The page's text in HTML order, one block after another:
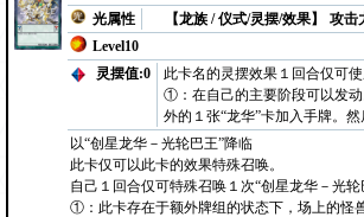
光属性
【龙族 / 仪式/灵摆/效果】
Level10
攻击
灵摆值:0
此卡名的灵摆效果１回合仅可使
①：在自己的主要阶段可以发
外的１张“龙华”卡加入手牌。然
以“创星龙华－光轮巴王”降临
此卡仅可以此卡的效果特殊召唤。
自己１回合仅可特殊召唤１次“创星龙华－光轮
①：此卡存在于额外牌组的状态下，场上的怪